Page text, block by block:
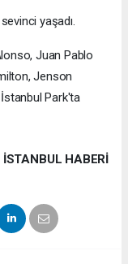
yaşadı.
Juan Pablo
Jenson
Park'ta
İSTANBUL HABERİ